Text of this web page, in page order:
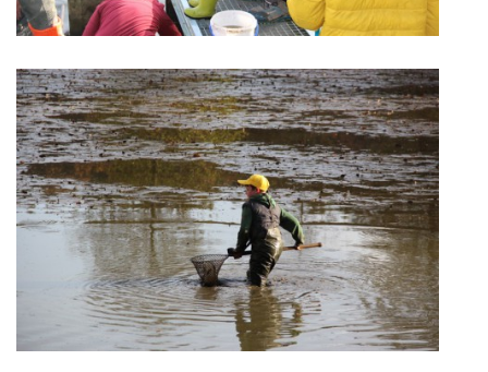
OBČASNÍK
KONTAKT
© 2026 eStránky.cz |Aktualizováno: 5. 6. 2026|Nahoru ↑